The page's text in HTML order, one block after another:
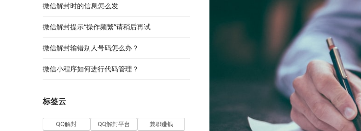
微信解封时的信息怎么发
微信解封提示“操作频繁”请稍后再试
微信解封输错别人号码怎么办？
微信小程序如何进行代码管理？
标签云
QQ解封 QQ解封平台
兼职赚钱